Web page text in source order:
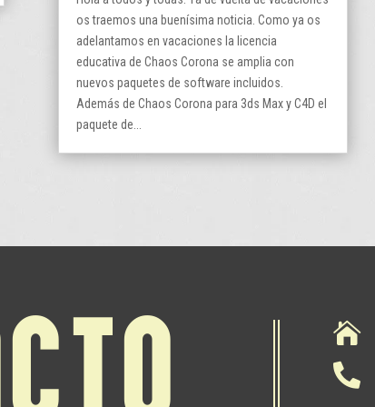
os traemos una buenísima noticia. Como ya os
adelantamos en vacaciones la licencia
educativa de Chaos Corona se amplia con
nuevos paquetes de software incluidos.
Además de Chaos Corona para 3ds Max y C4D el
paquete de...

